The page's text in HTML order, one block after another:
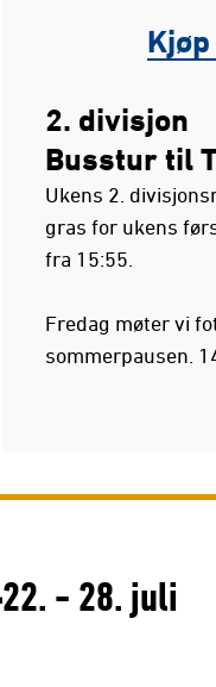
2. divisjon
Busstur til
Ukens 2.
gras for ukens
fra 15:55.
Fredag møter vi
sommerpausen.
22. - 28. juli